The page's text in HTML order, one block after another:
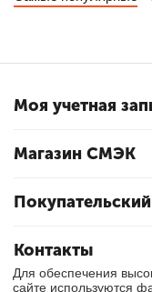
Моя учетная
Магазин СМЭК
Контакты
Для обеспечения
сайте используются